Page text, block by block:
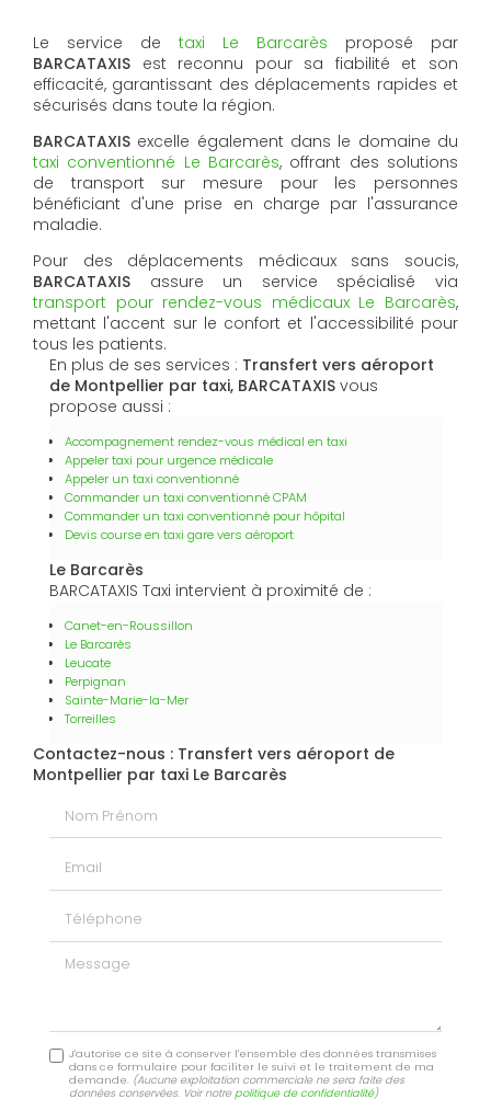
Le service de taxi Le Barcarès proposé par
BARCATAXIS est reconnu pour sa fiabilité et son
efficacité, garantissant des déplacements rapides et
sécurisés dans toute la région.
BARCATAXIS excelle également dans le domaine du
taxi conventionné Le Barcarès, offrant des solutions
de transport sur mesure pour les personnes
bénéficiant d'une prise en charge par l'assurance
maladie.
Pour des déplacements médicaux sans soucis,
BARCATAXIS assure un service spécialisé via
transport pour rendez-vous médicaux Le Barcarès,
mettant l'accent sur le confort et l'accessibilité pour
tous les patients.
En plus de ses services : Transfert vers aéroport
de Montpellier par taxi, BARCATAXIS vous
propose aussi :
Accompagnement rendez-vous médical en taxi
Appeler taxi pour urgence médicale
Appeler un taxi conventionné
Commander un taxi conventionné CPAM
Commander un taxi conventionné pour hôpital
Devis course en taxi gare vers aéroport
Le Barcarès
BARCATAXIS Taxi intervient à proximité de :
Canet-en-Roussillon
Le Barcarès
Leucate
Perpignan
Sainte-Marie-la-Mer
Torreilles
Contactez-nous : Transfert vers aéroport de
Montpellier par taxi Le Barcarès
Message
J'autorise ce site à conserver l'ensemble des données transmises
dans ce formulaire pour faciliter le suivi et le traitement de ma
demande. (Aucune exploitation commerciale ne sera faite des
données conservées. Voir notrepolitique de confidentialité)